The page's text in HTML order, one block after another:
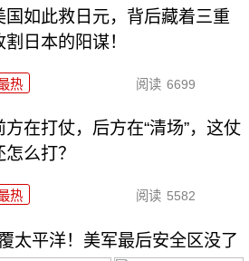
国如此救日元，背后藏着三重
割日本的阳谋！
热 阅读 6699
方在打仗，后方在“清场”，这仗
怎么打？
热 阅读 5582
太平洋！美军最后安全区没了